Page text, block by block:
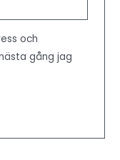
och
gång jag